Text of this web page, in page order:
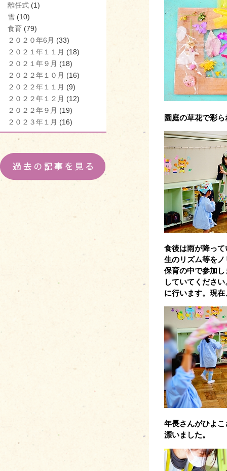
離任式 (1)
雪 (10)
食育 (79)
２０２０年6月 (33)
２０２１年１１月 (18)
２０２１年９月 (18)
２０２２年１０月 (16)
２０２２年１１月 (9)
２０２２年１２月 (12)
２０２２年９月 (19)
２０２３年１月 (16)
園庭の草花で彩
食後は雨が降っ
生のリズム等を
保育の中で参加
していてくださ
に行います。現
年長さんがひよ
漂いました。